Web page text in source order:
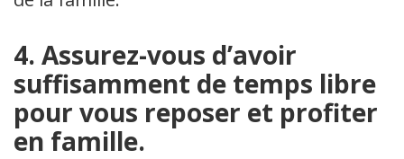
4. Assurez-vous d’avoir
suffisamment de temps libre
pour vous reposer et profiter
en famille.